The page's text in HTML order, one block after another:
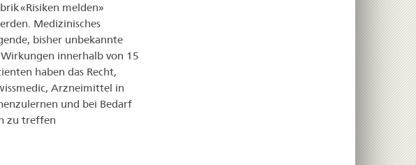
«Risiken melden»
Medizinisches
bisher unbekannte
innerhalb von 15
haben das Recht,
Arzneimittel in
und bei Bedarf
zu treffen